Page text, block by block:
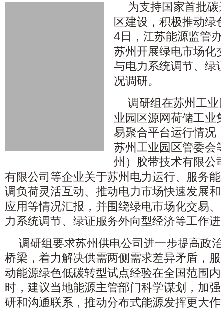
为支持国家首批
区建设，积极推动
4日，江苏能源监管
苏州开展绿电市场化
与电力系统调节、绿
况调研。
调研组在苏州工
业园区源网荷储工业
易聚合平台运行情况
苏州工业园区管委会
州）胶带技术有限公
有限公司等企业关于苏州电力运行、服务
调负荷灵活互动、推动电力市场快速发展
应用等情况汇报，并围绕绿电市场化交易
力系统调节、绿证服务外向型经济等工作
调研组要求苏州供电公司进一步提高政
桥梁，着力解决供需两侧需求差异矛盾，
动能源绿色低碳转型试点经验在全国范围
时，建议当地能源主管部门科学谋划，加
研和沟通联系，推动分布式能源发挥更大